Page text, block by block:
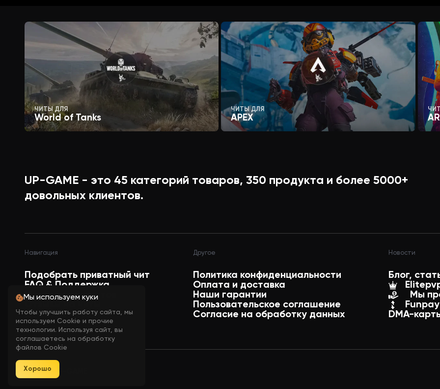
Отображать куриц
Отображать сундуки
Отображать торговые ящики
Отображать портативный ящик с боеприпасами
Отображать жемчужину русалок
Отображать послание в бутылке
Отображать фрукты
ЧИТЫ ДЛЯ
World of Tanks
ЧИТЫ ДЛЯ
APEX
UP-GAME - это 45 категорий товаров, 350 продукта и более 5000+
довольных клиентов.
Навигация
Подобрать приватный чит
FAQ & Поддержка
Магазин аккаунтов
Статусы читов
Другое
Политика конфиденциальности
Оплата и доставка
Наши гарантии
Пользовательское соглашение
Согласие на обработку данных
Новости
Блог,
Мы
Funpay
DMA-
© 2026 UP-GAME
Мы используем куки
Чтобы улучшить работу сайта, мы
используем Cookie и прочие
технологии. Используя сайт, вы
соглашаетесь на обработку
файлов Cookie
Хорошо